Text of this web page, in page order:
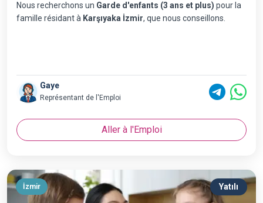
Nous recherchons un Garde d'enfants (3 ans et plus) pour la
famille résidant à Karşıyaka İzmir, que nous conseillons.
Gaye
Représentant de l'Emploi
Aller à l'Emploi
İzmir Yatılı